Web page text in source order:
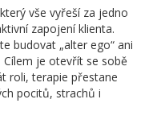
vše vyřeší za jedno
zapojení klienta.
budovat „alter ego“ ani
je otevřít se sobě
roli, terapie přestane
pocitů, strachů i